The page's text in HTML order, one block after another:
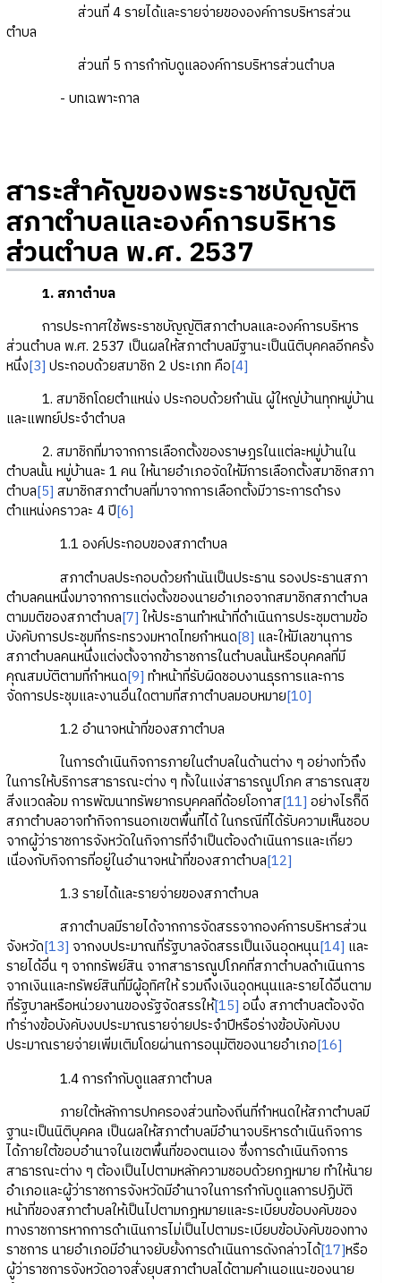
ส่วนที่ 4 รายได้และรายจ่ายขององค์การบริหารส่วน
ตำบล
ส่วนที่ 5 การกำกับดูแลองค์การบริหารส่วนตำบล
- บทเฉพาะกาล
สาระสำคัญของพระราชบัญญัติ
สภาตำบลและองค์การบริหาร
ส่วนตำบล พ.ศ. 2537
1. สภาตำบล
การประกาศใช้พระราชบัญญัติสภาตำบลและองค์การบริหาร
ส่วนตำบล พ.ศ. 2537 เป็นผลให้สภาตำบลมีฐานะเป็นนิติบุคคลอีกครั้ง
หนึ่ง[3] ประกอบด้วยสมาชิก 2 ประเภท คือ[4]
1. สมาชิกโดยตำแหน่ง ประกอบด้วยกำนัน ผู้ใหญ่บ้านทุกหมู่บ้าน
และแพทย์ประจำตำบล
2. สมาชิกที่มาจากการเลือกตั้งของราษฎรในแต่ละหมู่บ้านใน
ตำบลนั้น หมู่บ้านละ 1 คน ให้นายอำเภอจัดให้มีการเลือกตั้งสมาชิกสภา
ตำบล[5] สมาชิกสภาตำบลที่มาจากการเลือกตั้งมีวาระการดำรง
ตำแหน่งคราวละ 4 ปี[6]
1.1 องค์ประกอบของสภาตำบล
สภาตำบลประกอบด้วยกำนันเป็นประธาน รองประธานสภา
ตำบลคนหนึ่งมาจากการแต่งตั้งของนายอำเภอจากสมาชิกสภาตำบล
ตามมติของสภาตำบล[7] ให้ประธานทำหน้าที่ดำเนินการประชุมตามข้อ
บังคับการประชุมที่กระทรวงมหาดไทยกำหนด[8] และให้มีเลขานุการ
สภาตำบลคนหนึ่งแต่งตั้งจากข้าราชการในตำบลนั้นหรือบุคคลที่มี
คุณสมบัติตามที่กำหนด[9] ทำหน้าที่รับผิดชอบงานธุรการและการ
จัดการประชุมและงานอื่นใดตามที่สภาตำบลมอบหมาย[10]
1.2 อำนาจหน้าที่ของสภาตำบล
ในการดำเนินกิจการภายในตำบลในด้านต่าง ๆ อย่างทั่วถึง
ในการให้บริการสาธารณะต่าง ๆ ทั้งในแง่สาธารณูปโภค สาธารณสุข
สิ่งแวดล้อม การพัฒนาทรัพยากรบุคคลที่ด้อยโอกาส[11] อย่างไรก็ดี
สภาตำบลอาจทำกิจการนอกเขตพื้นที่ได้ ในกรณีที่ได้รับความเห็นชอบ
จากผู้ว่าราชการจังหวัดในกิจการที่จำเป็นต้องดำเนินการและเกี่ยว
เนื่องกับกิจการที่อยู่ในอำนาจหน้าที่ของสภาตำบล[12]
1.3 รายได้และรายจ่ายของสภาตำบล
สภาตำบลมีรายได้จากการจัดสรรจากองค์การบริหารส่วน
จังหวัด[13] จากงบประมาณที่รัฐบาลจัดสรรเป็นเงินอุดหนุน[14] และ
รายได้อื่น ๆ จากทรัพย์สิน จากสาธารณูปโภคที่สภาตำบลดำเนินการ
จากเงินและทรัพย์สินที่มีผู้อุทิศให้ รวมถึงเงินอุดหนุนและรายได้อื่นตาม
ที่รัฐบาลหรือหน่วยงานของรัฐจัดสรรให้[15] อนึ่ง สภาตำบลต้องจัด
ทำร่างข้อบังคับงบประมาณรายจ่ายประจำปีหรือร่างข้อบังคับงบ
ประมาณรายจ่ายเพิ่มเติมโดยผ่านการอนุมัติของนายอำเภอ[16]
1.4 การกำกับดูแลสภาตำบล
ภายใต้หลักการปกครองส่วนท้องถิ่นที่กำหนดให้สภาตำบลมี
ฐานะเป็นนิติบุคคล เป็นผลให้สภาตำบลมีอำนาจบริหารดำเนินกิจการ
ได้ภายใต้ขอบอำนาจในเขตพื้นที่ของตนเอง ซึ่งการดำเนินกิจการ
สาธารณะต่าง ๆ ต้องเป็นไปตามหลักความชอบด้วยกฎหมาย ทำให้นาย
อำเภอและผู้ว่าราชการจังหวัดมีอำนาจในการกำกับดูแลการปฏิบัติ
หน้าที่ของสภาตำบลให้เป็นไปตามกฎหมายและระเบียบข้อบงคับของ
ทางราชการหากการดำเนินการไม่เป็นไปตามระเบียบข้อบังคับของทาง
ราชการ นายอำเภอมีอำนาจยับยั้งการดำเนินการดังกล่าวได้[17]หรือ
ผู้ว่าราชการจังหวัดอาจสั่งยุบสภาตำบลได้ตามคำเนอแนะของนาย